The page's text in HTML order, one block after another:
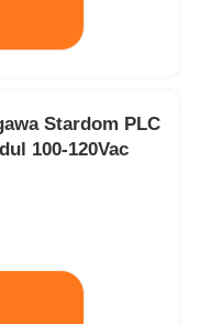
Stardom PLC
100-120Vac